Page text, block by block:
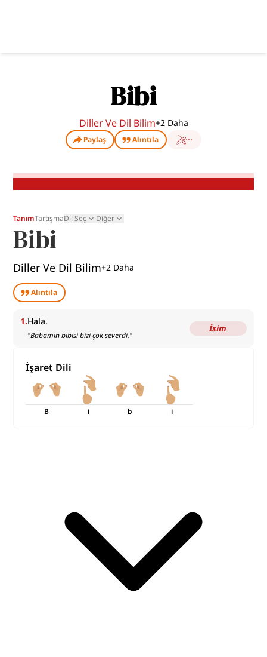
Bibi
Diller Ve Dil Bilim+2 Daha
Paylaş Alıntıla
TanımTartışmaDil Seç Diğer
Bibi
Diller Ve Dil Bilim+2 Daha
Alıntıla
1.Hala.
"Babamın bibisi bizi çok severdi."
İsim
İşaret Dili
B i b i